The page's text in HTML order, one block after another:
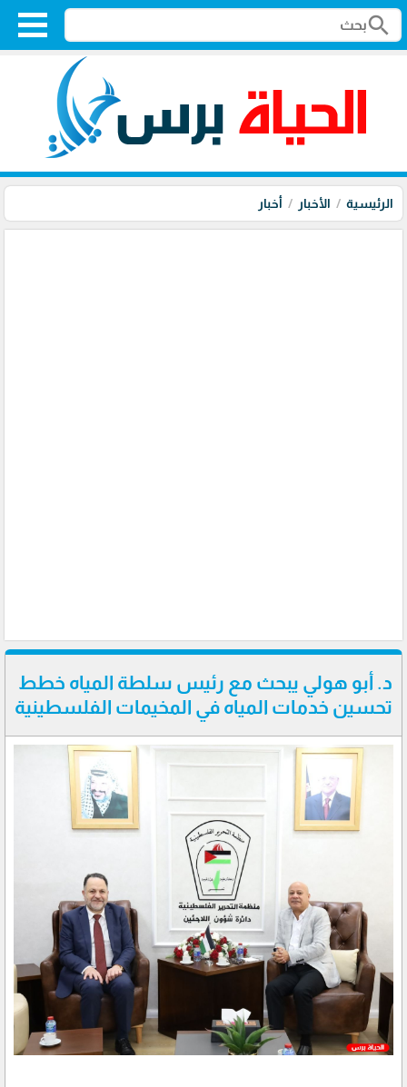
search
الرئيسية الأخبار أخبار
د. أبو هولي يبحث مع رئيس سلطة المياه خطط
تحسين خدمات المياه في المخيمات الفلسطينية